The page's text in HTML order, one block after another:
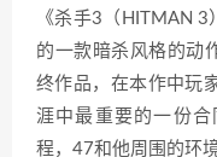
《杀手3（HITMAN
的一款暗杀风格的动
终作品，在本作中玩
涯中最重要的一份
程，47和他周围的环